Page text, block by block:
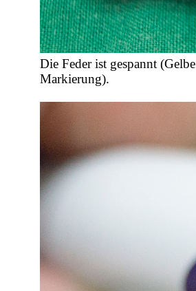
Die Feder ist gespannt (Gelbe
Markierung).